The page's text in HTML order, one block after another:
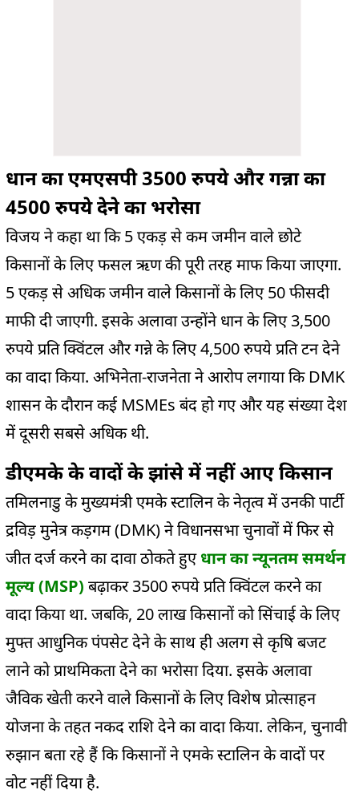
धान का एमएसपी 3500 रुपये और गन्ना का
4500 रुपये देने का भरोसा
विजय ने कहा था कि 5 एकड़ से कम जमीन वाले छोटे
किसानों के लिए फसल ऋण की पूरी तरह माफ किया जाएगा.
5 एकड़ से अधिक जमीन वाले किसानों के लिए 50 फीसदी
माफी दी जाएगी. इसके अलावा उन्होंने धान के लिए 3,500
रुपये प्रति क्विंटल और गन्ने के लिए 4,500 रुपये प्रति टन देने
का वादा किया. अभिनेता-राजनेता ने आरोप लगाया कि DMK
शासन के दौरान कई MSMEs बंद हो गए और यह संख्या देश
में दूसरी सबसे अधिक थी.
डीएमके के वादों के झांसे में नहीं आए किसान
तमिलनाडु के मुख्यमंत्री एमके स्टालिन के नेतृत्व में उनकी पार्टी
द्रविड़ मुनेत्र कड़गम (DMK) ने विधानसभा चुनावों में फिर से
जीत दर्ज करने का दावा ठोकते हुएधान का न्यूनतम समर्थन
मूल्य (MSP) बढ़ाकर 3500 रुपये प्रति क्विंटल करने का
वादा किया था. जबकि, 20 लाख किसानों को सिंचाई के लिए
मुफ्त आधुनिक पंपसेट देने के साथ ही अलग से कृषि बजट
लाने को प्राथमिकता देने का भरोसा दिया. इसके अलावा
जैविक खेती करने वाले किसानों के लिए विशेष प्रोत्साहन
योजना के तहत नकद राशि देने का वादा किया. लेकिन, चुनावी
रुझान बता रहे हैं कि किसानों ने एमके स्टालिन के वादों पर
वोट नहीं दिया है.